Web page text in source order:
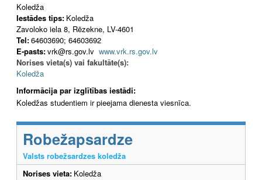
Koledža
Iestādes tips: Koledža
Zavoloko iela 8, Rēzekne, LV-4601
Tel:64603690; 64603692
E-pasts:vrk@rs.gov.lv www.vrk.rs.gov.lv
Norises vieta(s) vai fakultāte(s):
Koledža
Informācija par izglītības iestādi:
Koledžas studentiem ir pieejama dienesta viesnīca.
Robežapsardze
Valsts robežsardzes koledža
Norises vieta: Koledža